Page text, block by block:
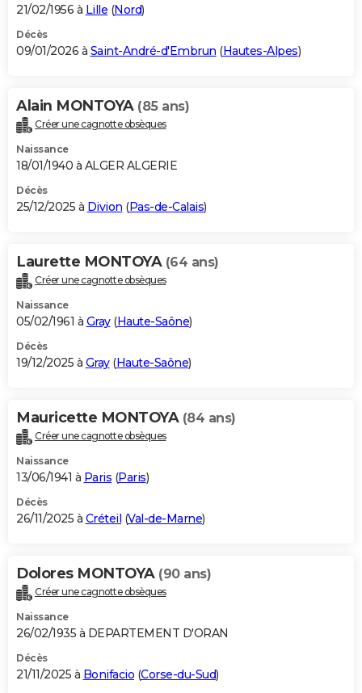
21/02/1956 à Lille (Nord)
Décès
09/01/2026 à Saint-André-d'Embrun (Hautes-Alpes)
Alain MONTOYA (85 ans)
Créer une cagnotte obsèques
Naissance
18/01/1940 à ALGER ALGERIE
Décès
25/12/2025 à Divion (Pas-de-Calais)
Laurette MONTOYA (64 ans)
Créer une cagnotte obsèques
Naissance
05/02/1961 à Gray(Haute-Saône)
Décès
19/12/2025 à Gray(Haute-Saône)
Mauricette MONTOYA (84 ans)
Créer une cagnotte obsèques
Naissance
13/06/1941 à Paris (Paris)
Décès
26/11/2025 à Créteil (Val-de-Marne)
Dolores MONTOYA (90 ans)
Créer une cagnotte obsèques
Naissance
26/02/1935 à DEPARTEMENT D'ORAN
Décès
21/11/2025 à Bonifacio (Corse-du-Sud)